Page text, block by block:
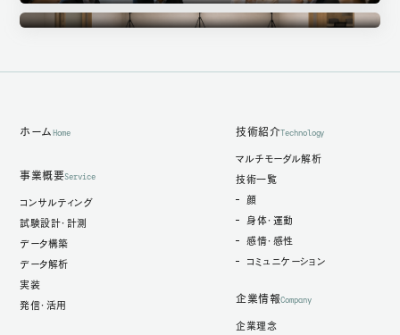
倫理審査委員会
ホーム Home
事業概要Service
コンサルティング
試験設計・計測
データ構築
データ解析
実装
発信・活用
技術紹介Technology
マルチモーダル解析
技術一覧
顔
身体・運動
感情・感性
コミュニケーション
企業情報Company
企業理念